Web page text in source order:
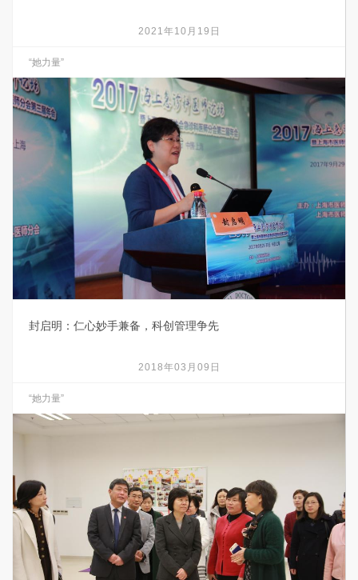
2021年10月19日
“她力量”
封启明：仁心妙手兼备，科创管理争先
2018年03月09日
“她力量”